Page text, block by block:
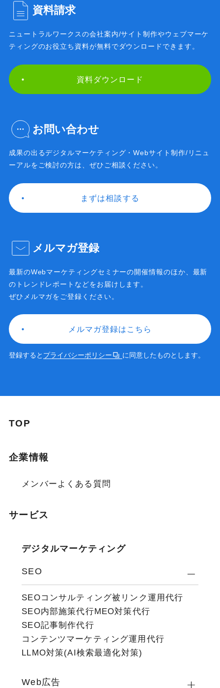
資料請求
ニュートラルワークスの会社案内/サイト制作やウェブマーケ
ティングのお役立ち資料が無料でダウンロードできます。
資料ダウンロード
お問い合わせ
成果の出るデジタルマーケティング・Webサイト制作/ リニュ
ーアルをご検討の方は、ぜひご相談ください。
まずは相談する
メルマガ登録
最新のWebマーケティングセミナーの開催情報のほか、 最新
のトレンドレポートなどをお届けします。
ぜひメルマガをご登録ください。
メルマガ登録はこちら
登録すると プライバシーポリシー に同意したものとします。
TOP
企業情報
メンバー よくある質問
サービス
デジタルマーケティング
SEO
SEOコンサルティング被リンク運用代行
SEO内部施策代行MEO対策代行
SEO記事制作代行
コンテンツマーケティング運用代行
LLMO対策(AI検索最適化対策)
Web広告